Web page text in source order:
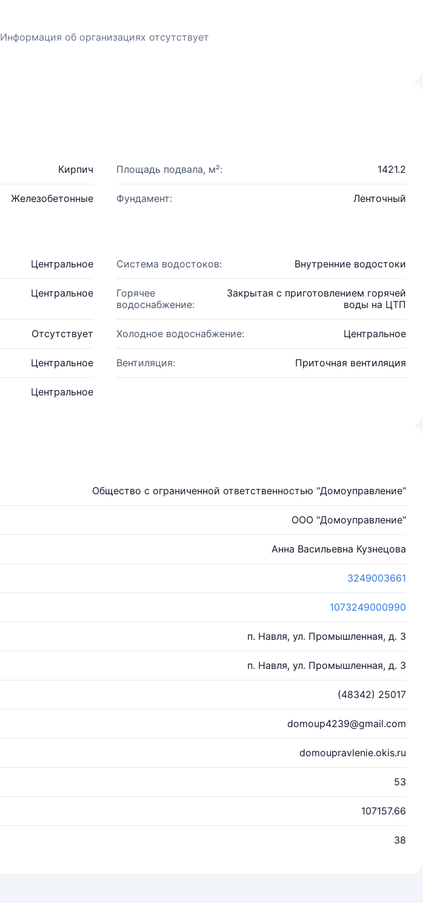
Информация об организациях отсутствует
Кирпич Площадь подвала, м²: 1421.2
Железобетонные Фундамент: Ленточный
Центральное Система водостоков: Внутренние водостоки
Центральное
Горячее
водоснабжение:
Закрытая с приготовлением горячей
воды на ЦТП
Отсутствует Холодное водоснабжение: Центральное
Центральное Вентиляция: Приточная вентиляция
Центральное
Общество с ограниченной ответственностью "Домоуправление"
ООО "Домоуправление"
Анна Васильевна Кузнецова
3249003661
1073249000990
п. Навля, ул. Промышленная, д. 3
п. Навля, ул. Промышленная, д. 3
(48342) 25017
domoup4239@gmail.com
domoupravlenie.okis.ru
53
107157.66
38